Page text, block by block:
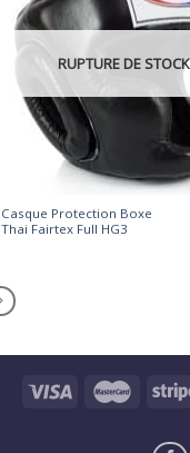
RUPTURE DE STOCK
Casque Protection Boxe
Thai Fairtex Full HG3